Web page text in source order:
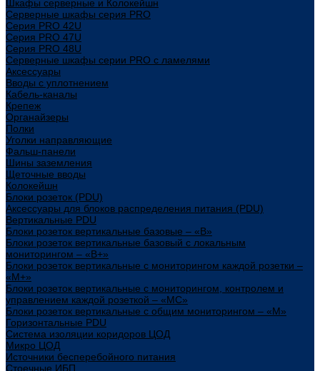
Шкафы серверные и Колокейшн
Серверные шкафы серия PRO
Серия PRO 42U
Серия PRO 47U
Серия PRO 48U
Серверные шкафы серии PRO с ламелями
Аксессуары
Вводы с уплотнением
Кабель-каналы
Крепеж
Органайзеры
Полки
Уголки направляющие
Фальш-панели
Шины заземления
Щеточные вводы
Колокейшн
Блоки розеток (PDU)
Аксессуары для блоков распределения питания (PDU)
Вертикальные PDU
Блоки розеток вертикальные базовые – «В»
Блоки розеток вертикальные базовый с локальным
мониторингом – «В+»
Блоки розеток вертикальные с мониторингом каждой розетки –
«М+»
Блоки розеток вертикальные с мониторингом, контролем и
управлением каждой розеткой – «МС»
Блоки розеток вертикальные с общим мониторингом – «М»
Горизонтальные PDU
Система изоляции коридоров ЦОД
Микро ЦОД
Источники бесперебойного питания
Стоечные ИБП